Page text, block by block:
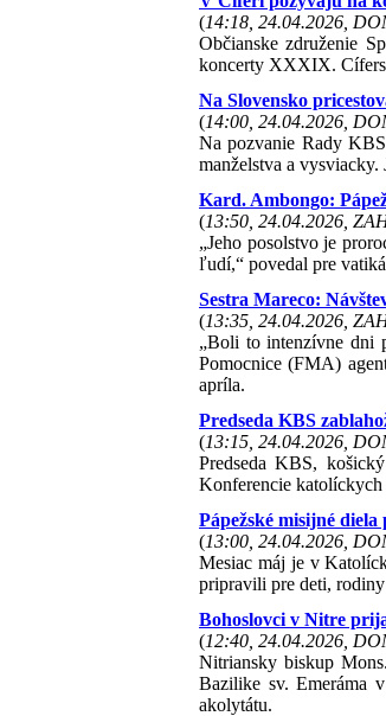
(14:18, 24.04.2026,
Občianske združenie
koncerty XXXIX.
Na Slovensko
(14:00, 24.04.2026,
Na pozvanie Rady
manželstva a
Kard. Ambongo:
(13:50, 24.04.2026,
„Jeho posolstvo je
ľudí,“ povedal pre
Sestra Mareco:
(13:35, 24.04.2026,
„Boli to intenzívne dni
Pomocnice (FMA)
apríla.
Predseda KBS
(13:15, 24.04.2026,
Predseda KBS,
Konferencie
Pápežské misijné
(13:00, 24.04.2026,
Mesiac máj je v
pripravili pre deti,
Bohoslovci v Nitre
(12:40, 24.04.2026,
Nitriansky biskup
Bazilike sv. Emeráma
akolytátu.